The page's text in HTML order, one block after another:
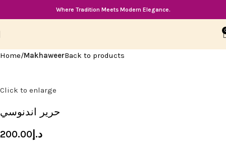
Where Tradition Meets Modern Elegance.
Home MakhaweerBack to products
Click to enlarge
حرير اندنوسي
د.إ 200.00